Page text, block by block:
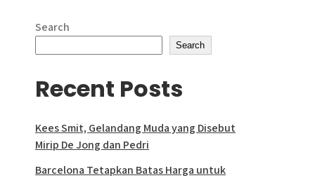
Search
Search
Recent Posts
Kees Smit, Gelandang Muda yang Disebut
Mirip De Jong dan Pedri
Barcelona Tetapkan Batas Harga untuk